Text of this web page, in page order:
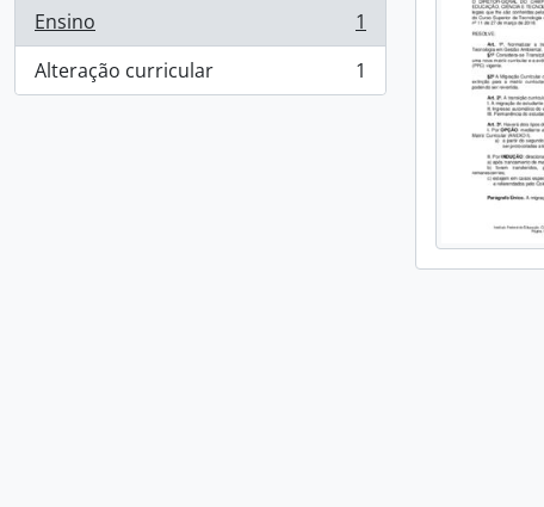
Ensino
, 1 resultados
1
Alteração curricular
, 1 resultados 1